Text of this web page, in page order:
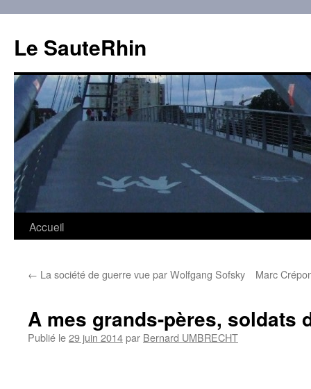
contenu
Le SauteRhin
Accueil
← La société de guerre vue par Wolfgang Sofsky Marc
A mes grands-pères, soldats
Publié le29 juin 2014par Bernard UMBRECHT